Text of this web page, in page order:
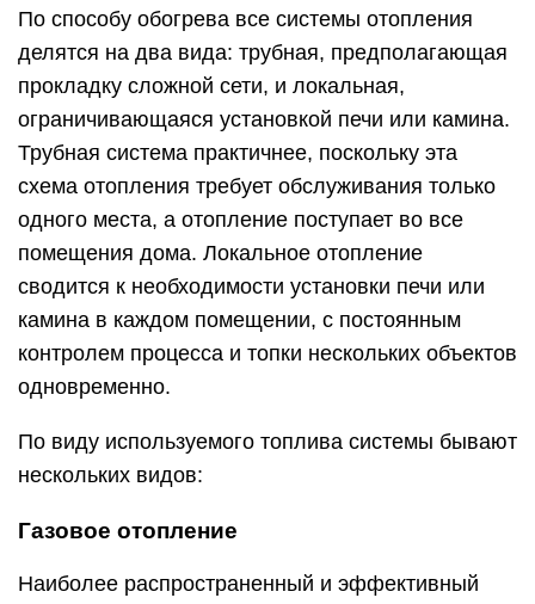
По способу обогрева все системы отопления
делятся на два вида: трубная, предполагающая
прокладку сложной сети, и локальная,
ограничивающаяся установкой печи или камина.
Трубная система практичнее, поскольку эта
схема отопления требует обслуживания только
одного места, а отопление поступает во все
помещения дома. Локальное отопление
сводится к необходимости установки печи или
камина в каждом помещении, с постоянным
контролем процесса и топки нескольких объектов
одновременно.
По виду используемого топлива системы бывают
нескольких видов:
Газовое отопление
Наиболее распространенный и эффективный